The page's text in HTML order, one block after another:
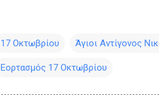
17 Οκτωβρίου Άγιοι Αντίγονος
Εορτασμός 17 Οκτωβρίου